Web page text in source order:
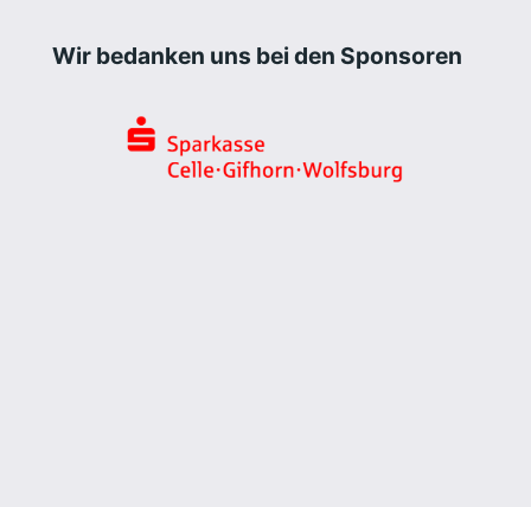
Wir bedanken uns bei den Sponsoren